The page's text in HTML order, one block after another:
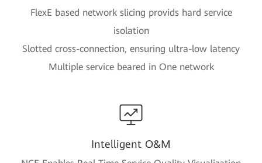
FlexE based network slicing provids hard service
isolation
Slotted cross-connection, ensuring ultra-low latency
Multiple service beared in One network
Intelligent O&M